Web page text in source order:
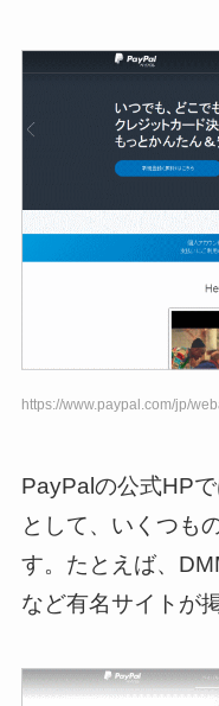
https://www.paypal.com/jp/
PayPalの公式HP
として、いくつも
す。たとえば、
など有名サイトが